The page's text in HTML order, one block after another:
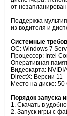
от
Поддержка
из водителя и
Системные
ОС: Windows 7
Процессор: Intel
Оперативная
Видеокарта:
DirectX: Версии 11
Место на диске: 50
Порядок запуска
1. Скачать в
2. Запуск игры с